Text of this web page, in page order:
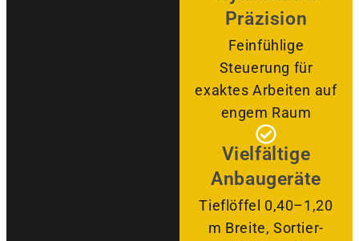
Präzision
Feinfühlige
Steuerung für
exaktes Arbeiten auf
engem Raum
Vielfältige
Anbaugeräte
Tieflöffel 0,40–1,20
m Breite, Sortier-